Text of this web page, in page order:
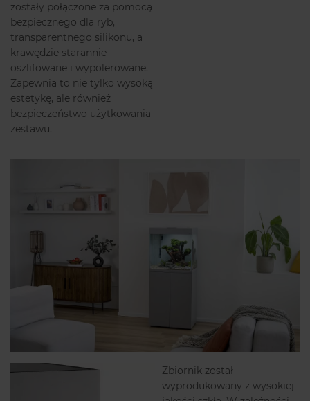
zostały połączone za pomocą
bezpiecznego dla ryb,
transparentnego silikonu, a
krawędzie starannie
oszlifowane i wypolerowane.
Zapewnia to nie tylko wysoką
estetykę, ale również
bezpieczeństwo użytkowania
zestawu.
Zbiornik został
wyprodukowany z wysokiej